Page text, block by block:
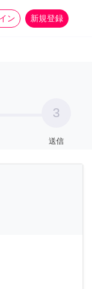
ン 新規登録
more_horiz
3
送信